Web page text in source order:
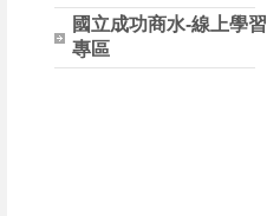
國立成功商水-線上學習
專區